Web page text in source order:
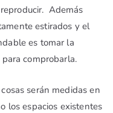
Además
estirados y el
es tomar la
comprobarla.
serán medidas en
los espacios existentes